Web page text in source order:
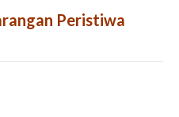
Peristiwa